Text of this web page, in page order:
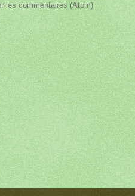
les commentaires (Atom)